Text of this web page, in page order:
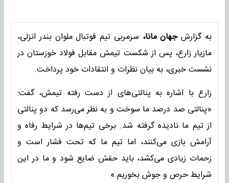
به گزارشجهان مانا، سرمربی تیم فوتبال ملوان بندر انزلی،
مازیار زارع، پس از شکست تیمش مقابل فولاد خوزستان در
نشست خبری، به بیان نظرات و انتقادات خود پرداخت.
زارع با اشاره به پنالتی‌های از دست رفته تیمش، گفت:
«پنالتی صد درصد ما سوخت و به نظر می‌رسد که دو پنالتی
از تیم ما نادیده گرفته شد. برخی تیم‌ها در شرایط رفاه و
آرامش بازی می‌کنند، اما تیم ما که تحت فشار است و
زحمات زیادی می‌کشد، باید حقش ضایع شود و ما در این
شرایط حرص و جوش بخوریم.»